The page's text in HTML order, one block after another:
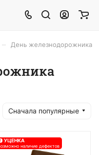
День железнодорожника
Сначала популярные
! УЦЕНКА
наличие дефектов